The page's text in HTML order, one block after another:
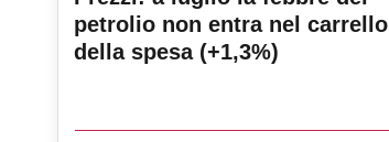
petrolio non entra nel carrello
della spesa (+1,3%)